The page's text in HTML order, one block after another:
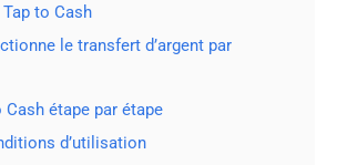
Tap to Cash
le transfert d’argent par
étape par étape
d’utilisation